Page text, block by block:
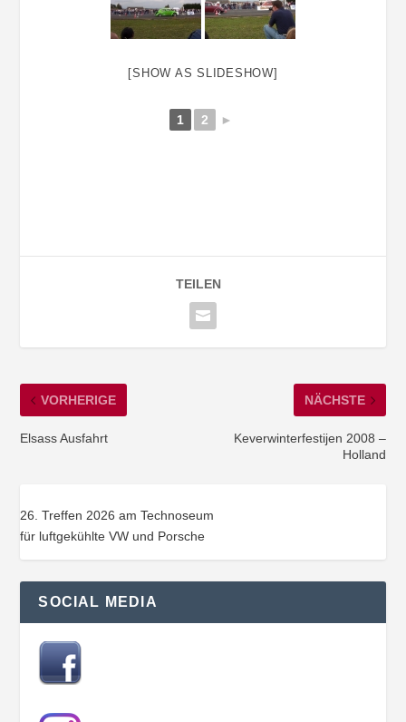
[SHOW AS SLIDESHOW]
1 2 ►
TEILEN
VORHERIGE
Elsass Ausfahrt
NÄCHSTE
Keverwinterfestijen 2008 –
Holland
26. Treffen 2026 am Technoseum
für luftgekühlte VW und Porsche
SOCIAL MEDIA